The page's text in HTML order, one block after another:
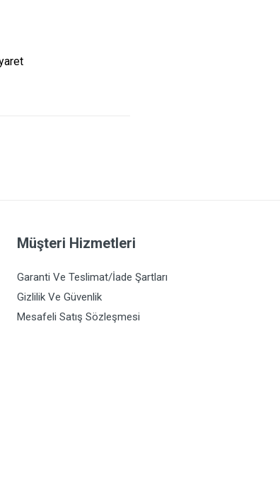
Müşteri Hizmetleri
Garanti Ve Teslimat/İade Şartları
Gizlilik Ve Güvenlik
Mesafeli Satış Sözleşmesi